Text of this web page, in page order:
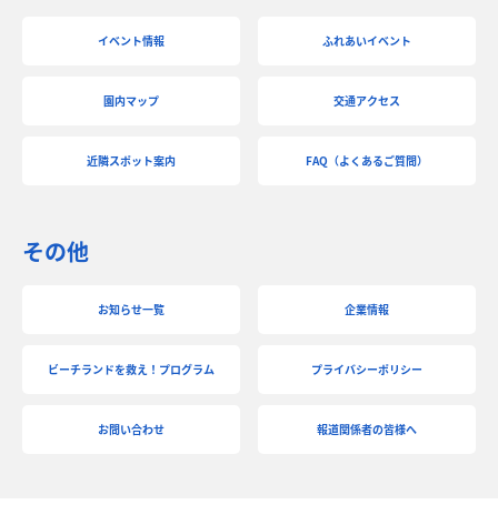
イベント情報 ふれあいイベント
園内マップ 交通アクセス
近隣スポット案内 FAQ（よくあるご質問）
その他
お知らせ一覧 企業情報
ビーチランドを救え！プログラム プライバシーポリシー
お問い合わせ 報道関係者の皆様へ